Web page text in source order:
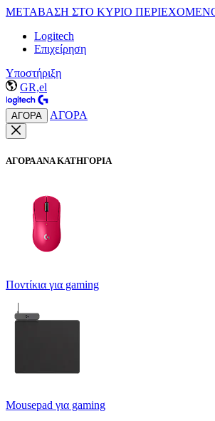
ΜΕΤΑΒΑΣΗ ΣΤΟ ΚΥΡΙΟ
Logitech
Επιχείρηση
Υποστήριξη
GR,el
ΑΓΟΡΑ ΑΓΟΡΑ
ΑΓΟΡΑ ΑΝΑ ΚΑΤΗΓΟΡΙΑ
Ποντίκια για gaming
Mousepad για gaming